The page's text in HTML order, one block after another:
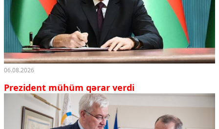
06.08.2026
Prezident mühüm qərar verdi